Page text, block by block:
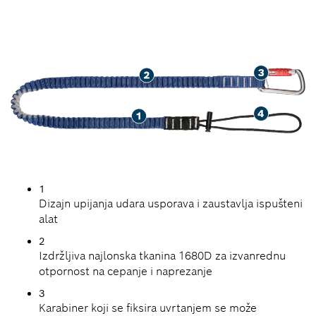
1
Dizajn upijanja udara usporava i zaustavlja ispušteni
alat
2
Izdržljiva najlonska tkanina 1680D za izvanrednu
otpornost na cepanje i naprezanje
3
Karabiner koji se fiksira uvrtanjem se može